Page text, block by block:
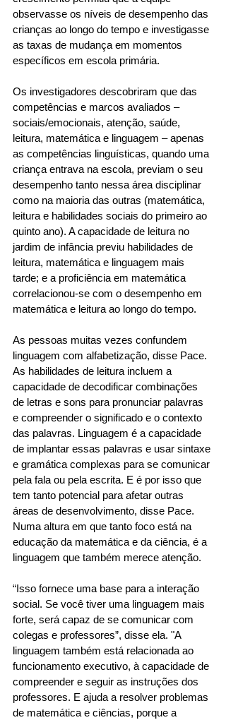
observasse os níveis de desempenho das
crianças ao longo do tempo e investigasse
as taxas de mudança em momentos
específicos em escola primária.
Os investigadores descobriram que das
competências e marcos avaliados –
sociais/emocionais, atenção, saúde,
leitura, matemática e linguagem – apenas
as competências linguísticas, quando uma
criança entrava na escola, previam o seu
desempenho tanto nessa área disciplinar
como na maioria das outras (matemática,
leitura e habilidades sociais do primeiro ao
quinto ano). A capacidade de leitura no
jardim de infância previu habilidades de
leitura, matemática e linguagem mais
tarde; e a proficiência em matemática
correlacionou-se com o desempenho em
matemática e leitura ao longo do tempo.
As pessoas muitas vezes confundem
linguagem com alfabetização, disse Pace.
As habilidades de leitura incluem a
capacidade de decodificar combinações
de letras e sons para pronunciar palavras
e compreender o significado e o contexto
das palavras. Linguagem é a capacidade
de implantar essas palavras e usar sintaxe
e gramática complexas para se comunicar
pela fala ou pela escrita. E é por isso que
tem tanto potencial para afetar outras
áreas de desenvolvimento, disse Pace.
Numa altura em que tanto foco está na
educação da matemática e da ciência, é a
linguagem que também merece atenção.
“Isso fornece uma base para a interação
social. Se você tiver uma linguagem mais
forte, será capaz de se comunicar com
colegas e professores”, disse ela. "A
linguagem também está relacionada ao
funcionamento executivo, à capacidade de
compreender e seguir as instruções dos
professores. E ajuda a resolver problemas
de matemática e ciências, porque a